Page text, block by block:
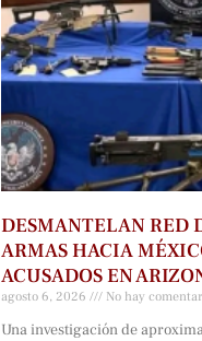
DESMANTELAN RED
ARMAS HACIA
ACUSADOS EN
agosto 6, 2026 No hay
Una investigación de